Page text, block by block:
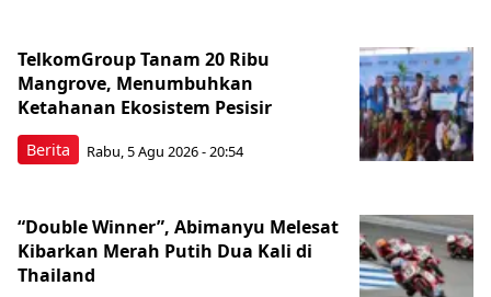
Berita
TelkomGroup Tanam 20 Ribu
Mangrove, Menumbuhkan
Ketahanan Ekosistem Pesisir
Rabu, 5 Agu 2026 - 20:54
“Double Winner”, Abimanyu Melesat
Kibarkan Merah Putih Dua Kali di
Thailand